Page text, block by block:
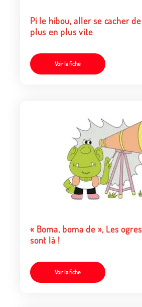
Pi le hibou, aller se cacher de
plus en plus vite
Voir la fiche
« Boma, boma de », Les ogres
sont là !
Voir la fiche